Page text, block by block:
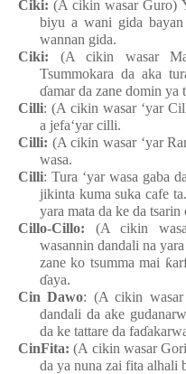
Ciki: (A cikin wasar Guro)
biyu a wani gida
wannan gida.
Ciki: (A cikin wasar
Tsummokara da aka
ɗamar da zane domin ya
Cilli: (A cikin wasar ‘yar
a jefa‘yar cilli.
Cilli: (A cikin wasar ‘yar
wasa.
Cilli: Tura ‘yar wasa gaba
jikinta kuma suka cafe
yara mata da ke da tsarin
Cillo-Cillo: (A cikin
wasannin dandali na yara
zane ko tsumma mai ƙ
ɗaya.
Cin Dawo: (A cikin
dandali da ake
da ke tattare da faɗ
CinFita: (A cikin wasar
da ya nuna zai fita alhali